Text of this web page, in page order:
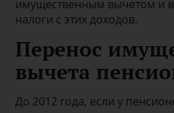
имущественным вычетом и
налоги с этих доходов.
Перенос
вычета
До 2012 года, если у